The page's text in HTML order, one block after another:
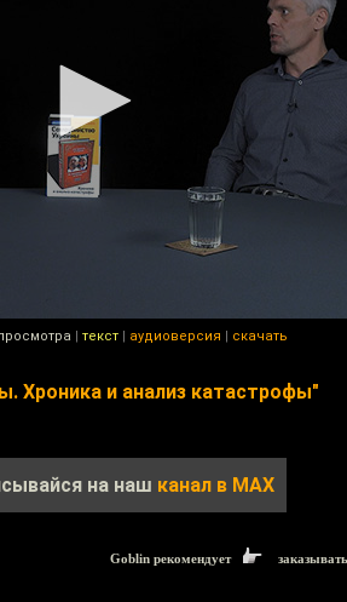
| текст | аудиоверсия | скачать
Хроника и анализ катастрофы"
на наш канал в MAX
Goblin рекомендует заказывать